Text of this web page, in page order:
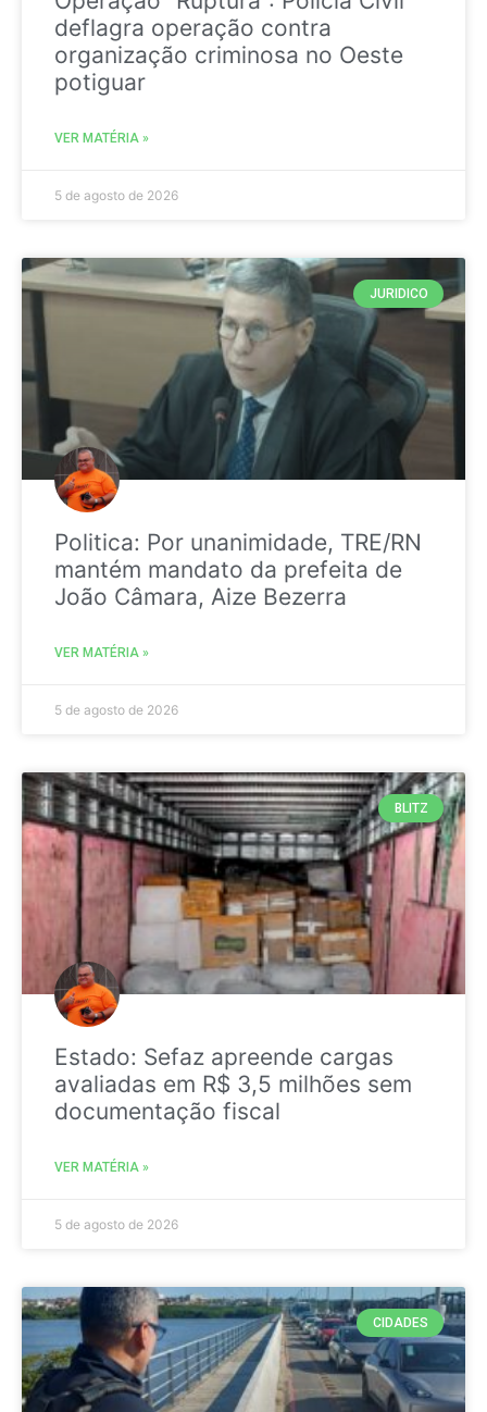
deflagra operação contra
organização criminosa no Oeste
potiguar
VER MATÉRIA »
5 de agosto de 2026
JURIDICO
Politica: Por unanimidade, TRE/RN
mantém mandato da prefeita de
João Câmara, Aize Bezerra
VER MATÉRIA »
5 de agosto de 2026
BLITZ
Estado: Sefaz apreende cargas
avaliadas em R$ 3,5 milhões sem
documentação fiscal
VER MATÉRIA »
5 de agosto de 2026
CIDADES